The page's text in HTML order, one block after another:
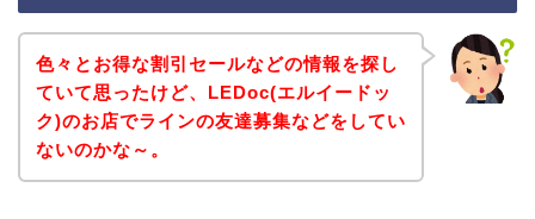
色々とお得な割引セールなどの情報を探し
ていて思ったけど、LEDoc(エルイードッ
ク)のお店でラインの友達募集などをしてい
ないのかな～。